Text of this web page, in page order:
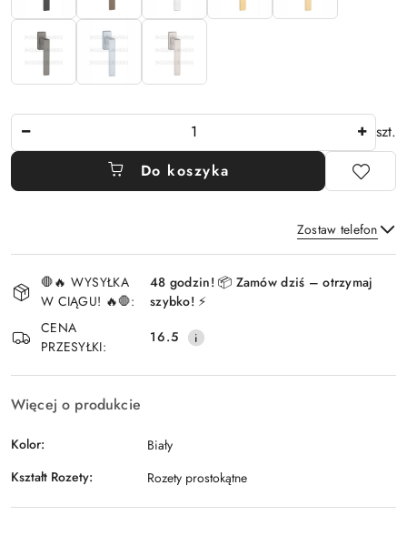
szt.
Do koszyka
Zostaw telefon
Wyślij
Dostępność
i
dostawa
🛑🔥 WYSYŁKA
W CIĄGU! 🔥🛑:
48 godzin! 📦 Zamów dziś – otrzymaj
szybko! ⚡
CENA
PRZESYŁKI:
16.5
Więcej o produkcie
Kolor:
Biały
Kształt Rozety:
Rozety prostokątne